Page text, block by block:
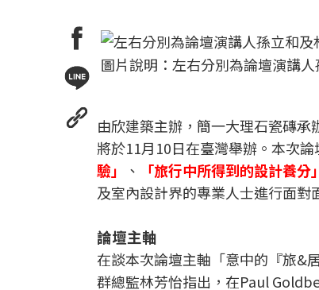
圖片說明：左右分別為論壇演講
由欣建築主辦，簡一大理石瓷磚
將於11月10日在臺灣舉辦。本次論
驗」
、 「旅行中所得到的設計養分」
及室內設計界的專業人士進行面對
論壇主軸
在談本次論壇主軸「意中的『旅&
群總監林芳怡指出，在Paul